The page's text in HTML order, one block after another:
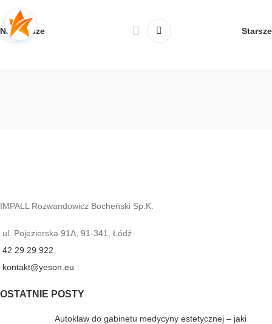
Najnowsze Starsze
IMPALL Rozwandowicz Bocheński Sp.K.
ul. Pojezierska 91A, 91-341, Łódź
42 29 29 922
kontakt@yeson.eu
OSTATNIE POSTY
Autoklaw do gabinetu medycyny estetycznej – jaki